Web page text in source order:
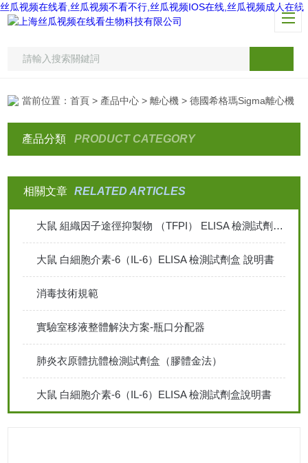
丝瓜视频在线看,丝瓜视频不看不行,丝瓜视频IOS在线,丝瓜视频成人在线
當前位置：首頁 > 產品中心 >離心機 > 德國希格瑪Sigma離心機
產品分類 PRODUCT CATEGORY
相關文章 RELATED ARTICLES
大鼠 組織因子途徑抑製物 （TFPI） ELISA 檢測試劑盒說明
大鼠 白細胞介素-6（IL-6）ELISA 檢測試劑盒 說明書
消毒技術規範
實驗室移液整體解決方案-瓶口分配器
肺炎衣原體抗體檢測試劑盒（膠體金法）
大鼠 白細胞介素-6（IL-6）ELISA 檢測試劑盒說明書